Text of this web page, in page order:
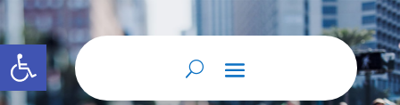
Abrir barra de herramientas